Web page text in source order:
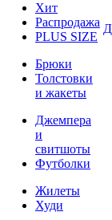
Хит
Распродажа
PLUS SIZE
Брюки
Толстовки
и жакеты
Джемпера
и
свитшоты
Футболки
Жилеты
Худи